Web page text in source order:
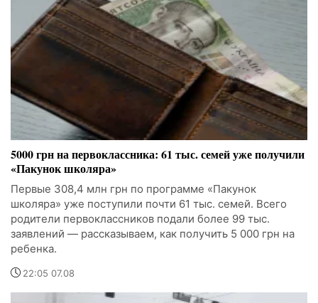
5000 грн на первоклассника: 61 тыс. семей уже получили
«Пакунок школяра»
Первые 308,4 млн грн по программе «Пакунок
школяра» уже поступили почти 61 тыс. семей. Всего
родители первоклассников подали более 99 тыс.
заявлений — рассказываем, как получить 5 000 грн на
ребенка.
22:05 07.08